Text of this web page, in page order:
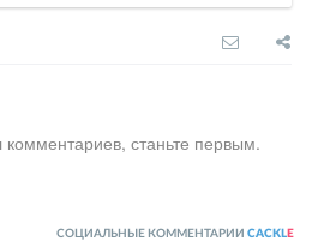
станьте первым.
СОЦИАЛЬНЫЕ КОММЕНТАРИИ CACKL E